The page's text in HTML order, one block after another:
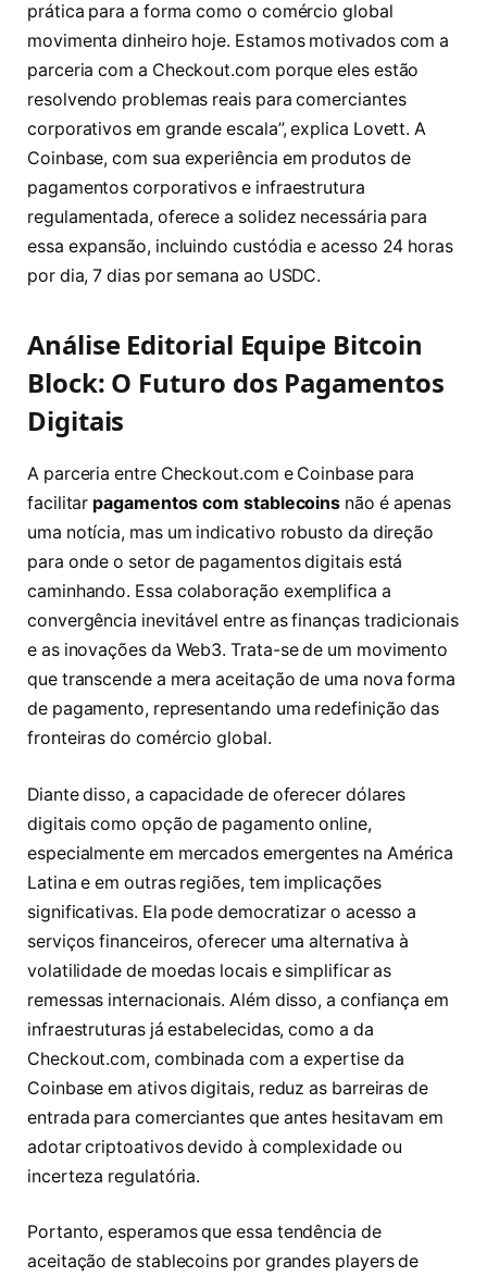
prática para a forma como o comércio global
movimenta dinheiro hoje. Estamos motivados com a
parceria com a Checkout.com porque eles estão
resolvendo problemas reais para comerciantes
corporativos em grande escala”, explica Lovett. A
Coinbase, com sua experiência em produtos de
pagamentos corporativos e infraestrutura
regulamentada, oferece a solidez necessária para
essa expansão, incluindo custódia e acesso 24 horas
por dia, 7 dias por semana ao USDC.
Análise Editorial Equipe Bitcoin
Block: O Futuro dos Pagamentos
Digitais
A parceria entre Checkout.com e Coinbase para
facilitar pagamentos com stablecoins não é apenas
uma notícia, mas um indicativo robusto da direção
para onde o setor de pagamentos digitais está
caminhando. Essa colaboração exemplifica a
convergência inevitável entre as finanças tradicionais
e as inovações da Web3. Trata-se de um movimento
que transcende a mera aceitação de uma nova forma
de pagamento, representando uma redefinição das
fronteiras do comércio global.
Diante disso, a capacidade de oferecer dólares
digitais como opção de pagamento online,
especialmente em mercados emergentes na América
Latina e em outras regiões, tem implicações
significativas. Ela pode democratizar o acesso a
serviços financeiros, oferecer uma alternativa à
volatilidade de moedas locais e simplificar as
remessas internacionais. Além disso, a confiança em
infraestruturas já estabelecidas, como a da
Checkout.com, combinada com a expertise da
Coinbase em ativos digitais, reduz as barreiras de
entrada para comerciantes que antes hesitavam em
adotar criptoativos devido à complexidade ou
incerteza regulatória.
Portanto, esperamos que essa tendência de
aceitação de stablecoins por grandes players de